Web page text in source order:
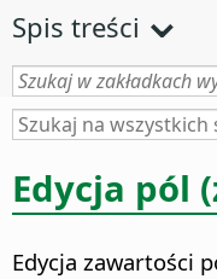
Spis treści
Edycja pól
Edycja zawartości